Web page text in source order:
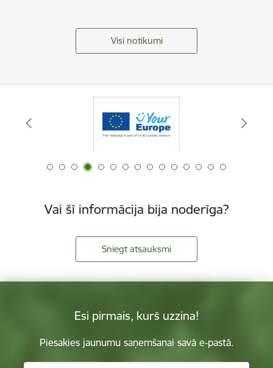
Visi notikumi
Vai šī informācija bija noderīga?
Sniegt atsauksmi
Esi pirmais, kurš uzzina!
Piesakies jaunumu saņemšanai savā e-pastā.